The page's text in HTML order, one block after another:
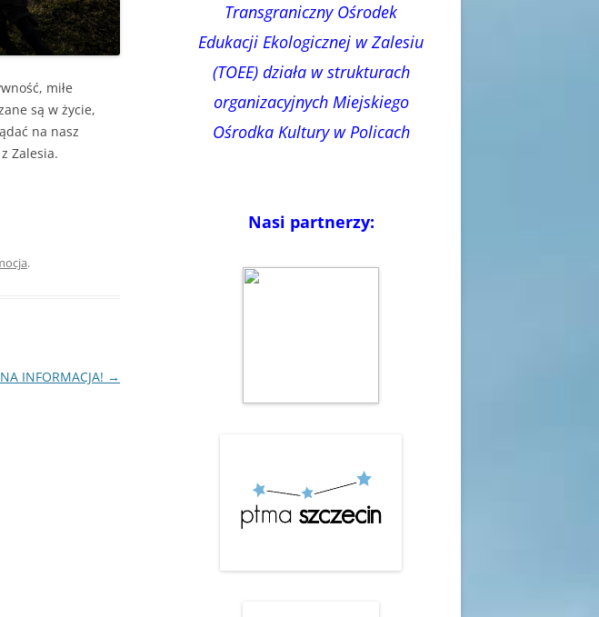
miłe
są w życie,
na nasz
Zalesia.
.
INFORMACJA! →
Transgraniczny Ośrodek
Edukacji Ekologicznej w Zalesiu
(TOEE) działa w strukturach
organizacyjnych Miejskiego
Ośrodka Kultury w Policach
Nasi partnerzy: